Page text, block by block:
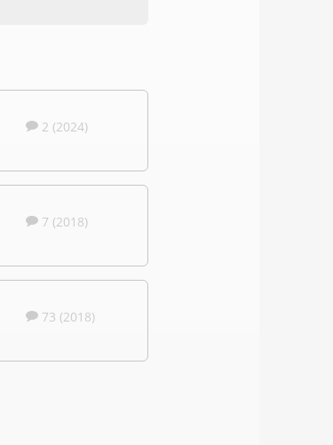
2 (2024)
7 (2018)
73 (2018)